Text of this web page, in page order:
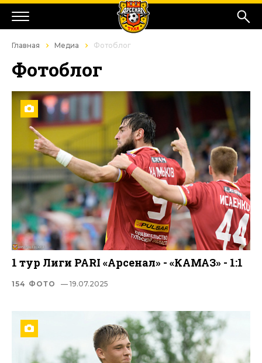
Главная Медиа Фотоблог
Фотоблог
1 тур Лиги PARI «Арсенал» - «КАМАЗ» - 1:1
154 ФОТО — 19.07.2025